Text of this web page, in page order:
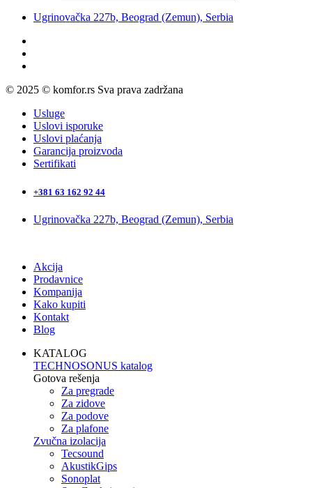
Ugrinovačka 227b, Beograd (Zemun), Serbia
© 2025 © komfor.rs Sva prava zadržana
Usluge
Uslovi isporuke
Uslovi plaćanja
Garancija proizvoda
Sertifikati
+381 63 162 92 44
Ugrinovačka 227b, Beograd (Zemun), Serbia
Akcija
Prodavnice
Kompanija
Kako kupiti
Kontakt
Blog
KATALOG
TECHNOSONUS katalog
Gotova rešenja
Za pregrade
Za zidove
Za podove
Za plafone
Zvučna izolacija
Tecsound
AkustikGips
Sonoplat